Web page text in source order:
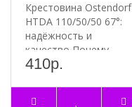
Крестовина Ostendorf
HTDA 110/50/50 67°:
надёжность и
качество Почему
стоит выбрать
410р.